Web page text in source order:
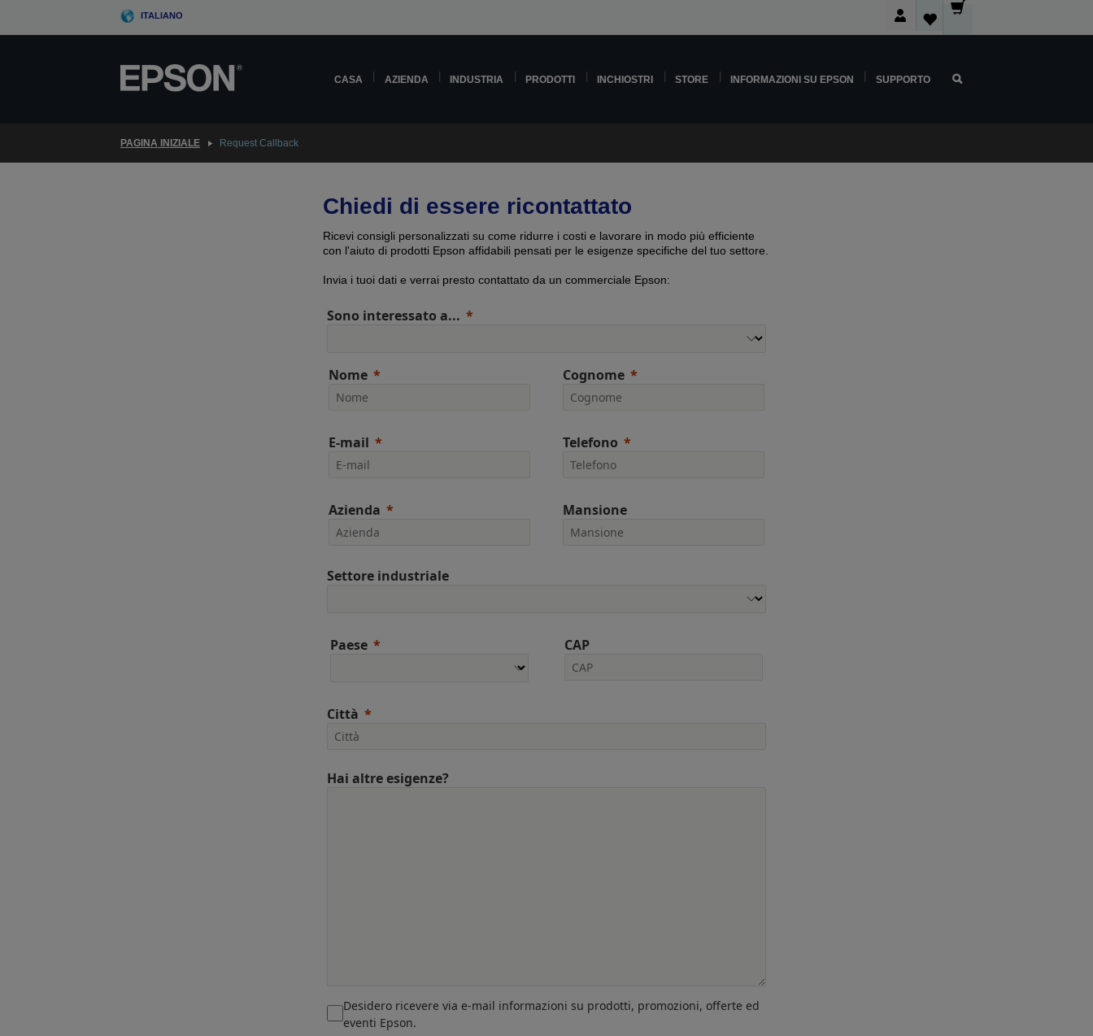
ITALIANO
CASA AZIENDA INDUSTRIA PRODOTTI INCHIOSTRI STORE INFORMAZIONI SU EPSON SUPPORTO
PAGINA INIZIALE Request Callback
Chiedi di essere ricontattato
Ricevi consigli personalizzati su come ridurre i costi e lavorare in modo più efficiente
con l'aiuto di prodotti Epson affidabili pensati per le esigenze specifiche del tuo settore.
Invia i tuoi dati e verrai presto contattato da un commerciale Epson:
Sono interessato a...
Nome Cognome
E-mail Telefono
Azienda Mansione
Settore industriale
Paese CAP
Città
Hai altre esigenze?
Desidero ricevere via e-mail informazioni su prodotti, promozioni, offerte ed
eventi Epson.